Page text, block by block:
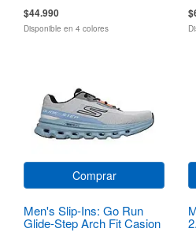
$44.990
Disponible en 4 colores
Comprar
Men's Slip-Ins: Go Run
Glide-Step Arch Fit Casion